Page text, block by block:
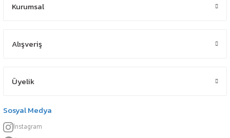
Kurumsal
Alışveriş
Üyelik
Sosyal Medya
Instagram